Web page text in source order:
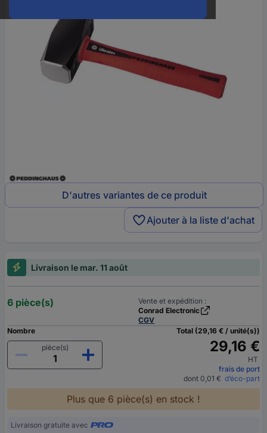
D'autres variantes de ce produit
Ajouter à la liste d'achat
Livraison le mar. 11 août
6 pièce(s)
Vente et expédition :
Conrad Electronic
CGV
Nombre
pièce(s)
Total (29,16 € / unité(s))
29,16 €
HT
frais de port
dont 0,01 € d’éco-part
Plus que 6 pièce(s) en stock !
Livraison gratuite avec